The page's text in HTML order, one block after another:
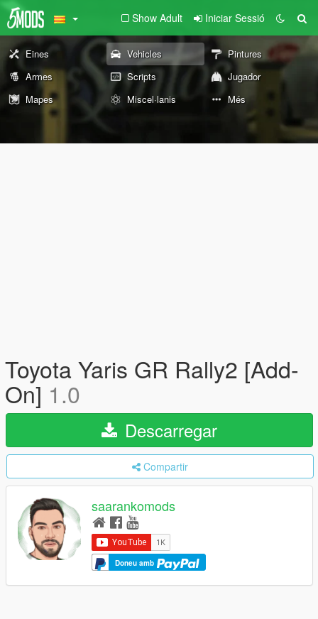
Show Adult Iniciar Sessió
Eines Vehicles
Pintures
Armes
Scripts
Jugador
Mapes
Miscel·lanis Més
Toyota Yaris GR Rally2 [Add-
On] 1.0
Descarregar
Compartir
saarankomods
Doneu amb